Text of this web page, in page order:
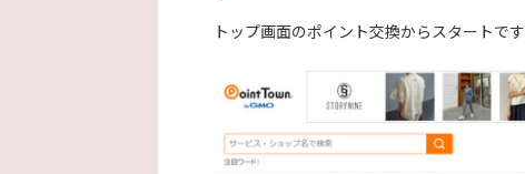
トップ画面のポイント交換からスタートです